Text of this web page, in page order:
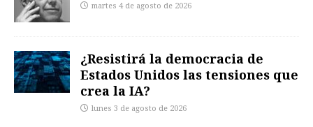
martes 4 de agosto de 2026
¿Resistirá la democracia de
Estados Unidos las tensiones que
crea la IA?
lunes 3 de agosto de 2026